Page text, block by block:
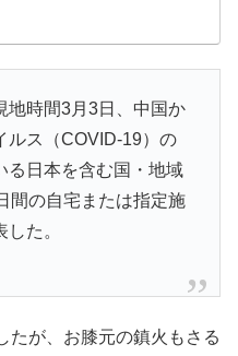
地時間3月3日、中国か
ルス（COVID-19）の
る日本を含む国・地域
間の自宅または指定施
た。
たが、お膝元の鎮火もさる